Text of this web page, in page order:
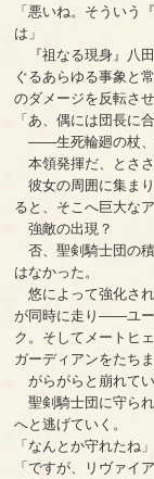
「悪いね。そういう
は」
『祖なる現身』八
ぐるあらゆる事象と
のダメージを反転させ
「あ、偶には団長に
――生死輪廻の杖、
本領発揮だ、とさ
彼女の周囲に集ま
ると、そこへ巨大な
強敵の出現？
否、聖剣騎士団の
はなかった。
悠によって強化さ
が同時に走り――ユー
ク。そしてメートヒ
ガーディアンをたち
がらがらと崩れてい
聖剣騎士団に守ら
へと逃げていく。
「なんとか守れたね」
「ですが、リヴァイ